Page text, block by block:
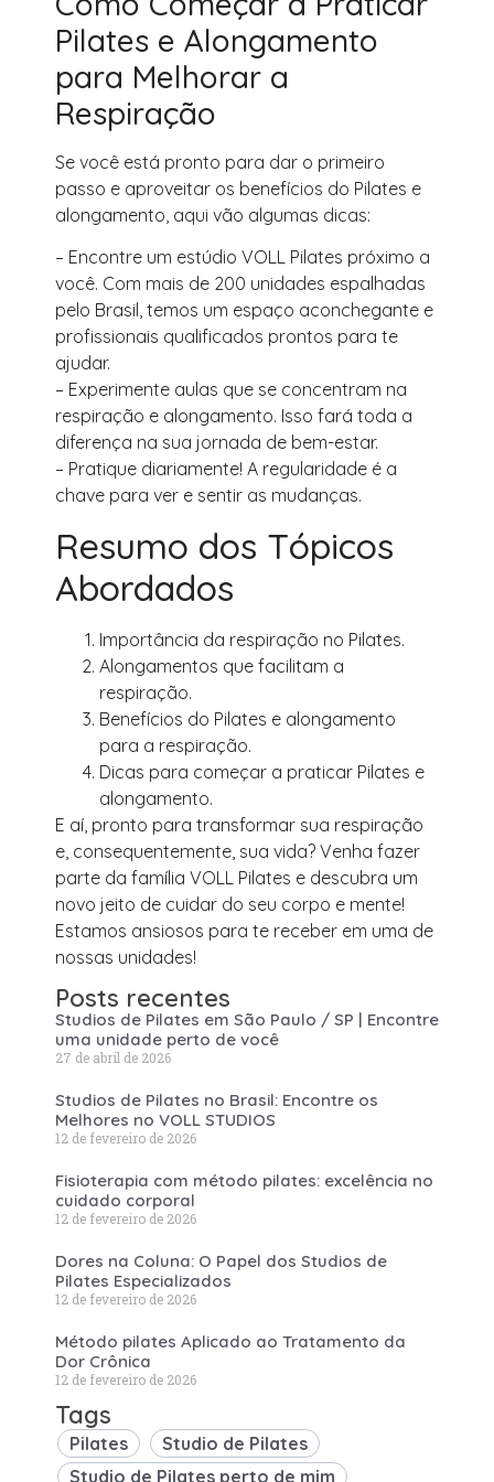
Pilates e Alongamento
para Melhorar a
Respiração
Se você está pronto para dar o primeiro
passo e aproveitar os benefícios do Pilates e
alongamento, aqui vão algumas dicas:
– Encontre um estúdio VOLL Pilates próximo a
você. Com mais de 200 unidades espalhadas
pelo Brasil, temos um espaço aconchegante e
profissionais qualificados prontos para te
ajudar.
– Experimente aulas que se concentram na
respiração e alongamento. Isso fará toda a
diferença na sua jornada de bem-estar.
– Pratique diariamente! A regularidade é a
chave para ver e sentir as mudanças.
Resumo dos Tópicos
Abordados
Importância da respiração no Pilates.
Alongamentos que facilitam a
respiração.
Benefícios do Pilates e alongamento
para a respiração.
Dicas para começar a praticar Pilates e
alongamento.
E aí, pronto para transformar sua respiração
e, consequentemente, sua vida? Venha fazer
parte da família VOLL Pilates e descubra um
novo jeito de cuidar do seu corpo e mente!
Estamos ansiosos para te receber em uma de
nossas unidades!
Posts recentes
Studios de Pilates em São Paulo / SP | Encontre
uma unidade perto de você
27 de abril de 2026
Studios de Pilates no Brasil: Encontre os
Melhores no VOLL STUDIOS
12 de fevereiro de 2026
Fisioterapia com método pilates: excelência no
cuidado corporal
12 de fevereiro de 2026
Dores na Coluna: O Papel dos Studios de
Pilates Especializados
12 de fevereiro de 2026
Método pilates Aplicado ao Tratamento da
Dor Crônica
12 de fevereiro de 2026
Tags
Pilates
Studio de Pilates
Studio de Pilates perto de mim